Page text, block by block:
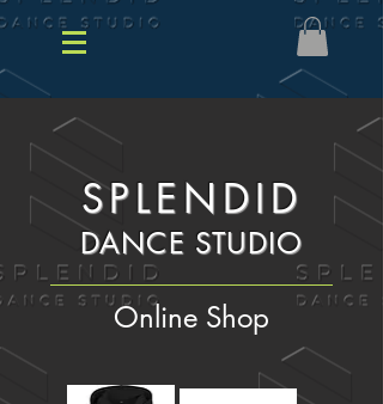
SPLENDID
DANCE STUDIO
Online Shop